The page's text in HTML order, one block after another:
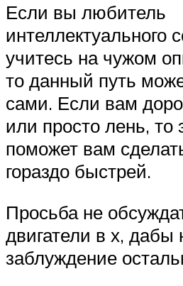
Если вы любитель
интеллектуального
учитесь на чужом
то данный путь
сами. Если вам
или просто лень, то
поможет вам
гораздо быстрей.
Просьба не
двигатели в х, дабы
заблуждение